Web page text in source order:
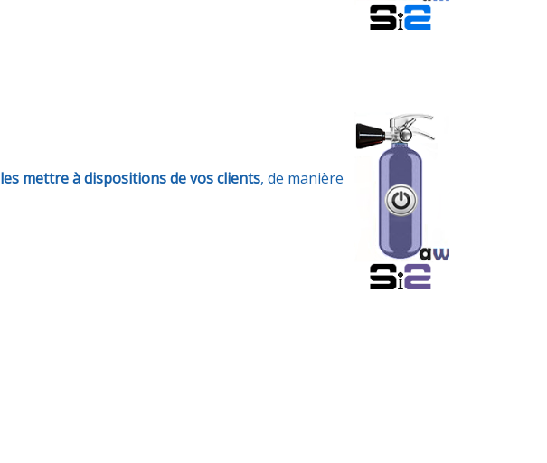
mettre à dispositions de vos clients, de manière